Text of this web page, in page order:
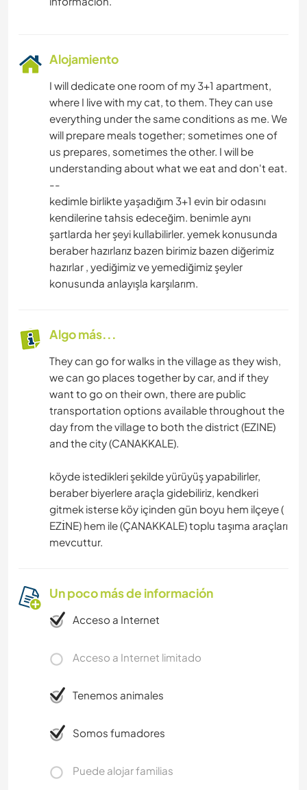
Alojamiento
I will dedicate one room of my 3+1 apartment,
where I live with my cat, to them. They can use
everything under the same conditions as me. We
will prepare meals together; sometimes one of
us prepares, sometimes the other. I will be
understanding about what we eat and don't eat.
--
kedimle birlikte yaşadığım 3+1 evin bir odasını
kendilerine tahsis edeceğim. benimle aynı
şartlarda her şeyi kullabilirler. yemek konusunda
beraber hazırlarız bazen birimiz bazen diğerimiz
hazırlar , yediğimiz ve yemediğimiz şeyler
konusunda anlayışla karşılarım.
Algo más...
They can go for walks in the village as they wish,
we can go places together by car, and if they
want to go on their own, there are public
transportation options available throughout the
day from the village to both the district (EZINE)
and the city (CANAKKALE).
köyde istedikleri şekilde yürüyüş yapabilirler,
beraber biyerlere araçla gidebiliriz, kendkeri
gitmek isterse köy içinden gün boyu hem ilçeye (
EZİNE) hem ile (ÇANAKKALE) toplu taşıma araçları
mevcuttur.
Un poco más de información
Acceso a Internet
Acceso a Internet limitado
Tenemos animales
Somos fumadores
Puede alojar familias